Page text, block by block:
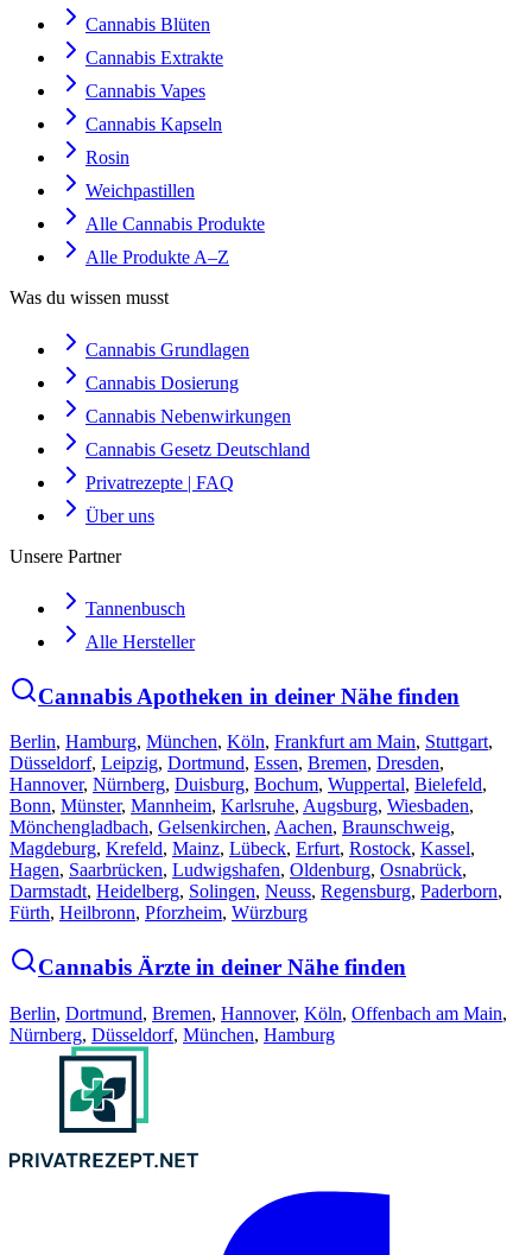
Cannabis Blüten
Cannabis Extrakte
Cannabis Vapes
Cannabis Kapseln
Rosin
Weichpastillen
Alle Cannabis Produkte
Alle Produkte A–Z
Was du wissen musst
Cannabis Grundlagen
Cannabis Dosierung
Cannabis Nebenwirkungen
Cannabis Gesetz Deutschland
Privatrezepte | FAQ
Über uns
Unsere Partner
Tannenbusch
Alle Hersteller
Cannabis Apotheken in deiner Nähe finden
Berlin, Hamburg, München, Köln, Frankfurt am Main, Stuttgart,
Düsseldorf, Leipzig, Dortmund, Essen, Bremen, Dresden,
Hannover, Nürnberg, Duisburg, Bochum, Wuppertal, Bielefeld,
Bonn, Münster, Mannheim, Karlsruhe, Augsburg, Wiesbaden,
Mönchengladbach, Gelsenkirchen, Aachen, Braunschweig,
Magdeburg, Krefeld, Mainz, Lübeck, Erfurt, Rostock, Kassel,
Hagen, Saarbrücken, Ludwigshafen, Oldenburg, Osnabrück,
Darmstadt, Heidelberg, Solingen, Neuss, Regensburg, Paderborn,
Fürth, Heilbronn, Pforzheim, Würzburg
Cannabis Ärzte in deiner Nähe finden
Berlin, Dortmund, Bremen, Hannover, Köln, Offenbach am Main,
Nürnberg, Düsseldorf, München, Hamburg